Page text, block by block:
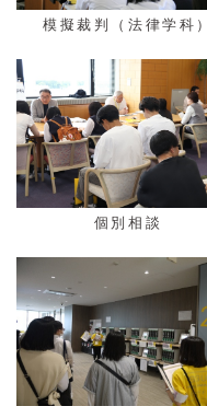
模擬裁判（法律学科）
個別相談